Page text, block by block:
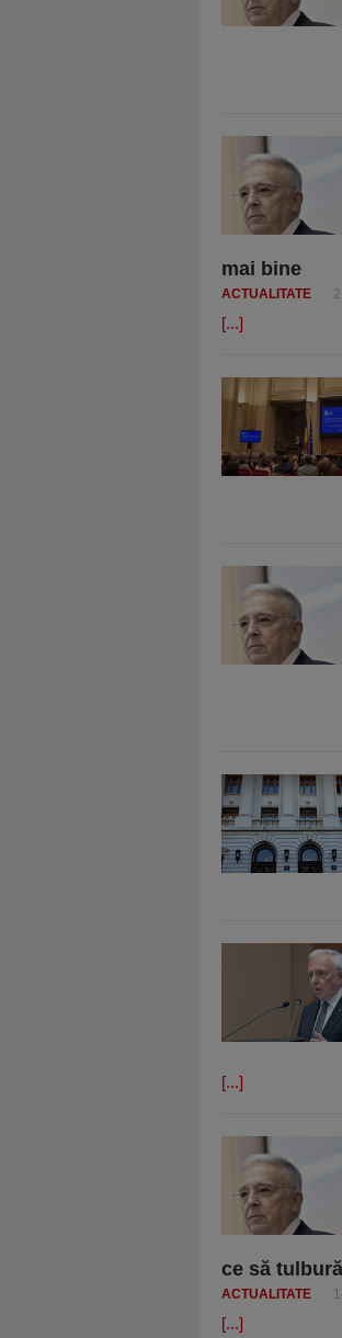
mai bine
ACTUALITATE
[...]
[...]
ce să
ACTUALITATE
[...]